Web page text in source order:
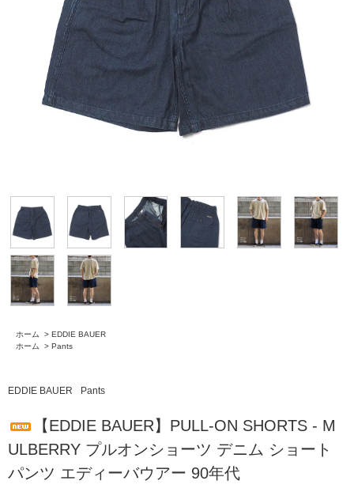
ホーム > EDDIE BAUER
ホーム
> Pants
EDDIE BAUER Pants
【EDDIE BAUER】PULL-ON SHORTS - M
ULBERRY プルオンショーツ デニム ショート
パンツ エディーバウアー 90年代